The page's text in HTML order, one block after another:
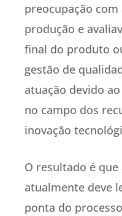
preocupação
produção e
final do produto
gestão de
atuação devido
no campo dos
inovação
O resultado é
atualmente deve
ponta do